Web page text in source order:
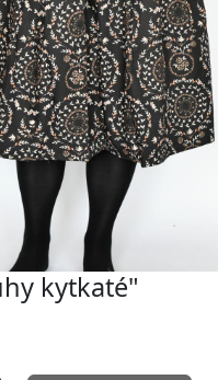
kytkaté"